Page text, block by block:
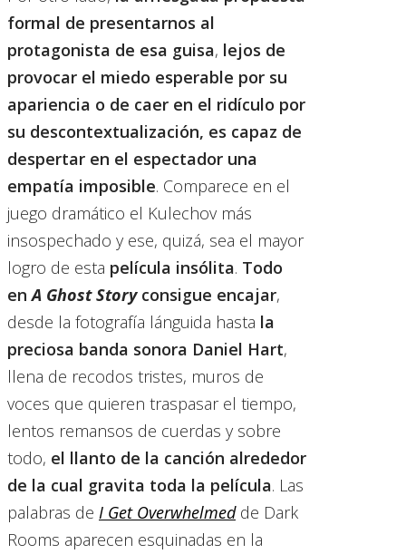
formal de presentarnos al
protagonista de esa guisa, lejos de
provocar el miedo esperable por su
apariencia o de caer en el ridículo por
su descontextualización, es capaz de
despertar en el espectador una
empatía imposible. Comparece en el
juego dramático el Kulechov más
insospechado y ese, quizá, sea el mayor
logro de esta película insólita. Todo
enA Ghost Story consigue encajar,
desde la fotografía lánguida hasta la
preciosa banda sonora Daniel Hart,
llena de recodos tristes, muros de
voces que quieren traspasar el tiempo,
lentos remansos de cuerdas y sobre
todo, el llanto de la canción alrededor
de la cual gravita toda la película. Las
palabras de I Get Overwhelmed de Dark
Rooms aparecen esquinadas en la